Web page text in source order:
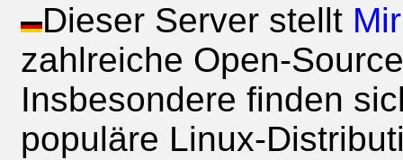
Dieser Server stellt
zahlreiche Open-
Insbesondere finden
populäre Linux-